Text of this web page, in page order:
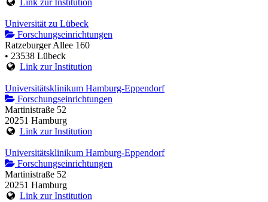
Link zur Institution
Universität zu Lübeck
Forschungseinrichtungen
Ratzeburger Allee 160
• 23538 Lübeck
Link zur Institution
Universitätsklinikum Hamburg-Eppendorf
Forschungseinrichtungen
Martinistraße 52
20251 Hamburg
Link zur Institution
Universitätsklinikum Hamburg-Eppendorf
Forschungseinrichtungen
Martinistraße 52
20251 Hamburg
Link zur Institution